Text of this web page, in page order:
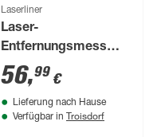
Laserliner
Laser-
Entfernungsmesser
'DistanceMaster 40'
mit Tasche
56,99 €
Lieferung nach Hause
Verfügbar in Troisdorf